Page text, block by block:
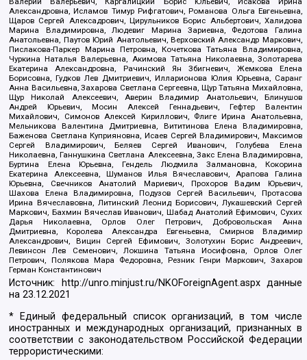
Александровна, Исламов Тимур Рифгатович, Романова Ольга Евгеньевна,
Щаров Сергей Алексадрович, Цирульников Борис Альбертович, Халидова
Марина Владимировна, Людевиг Марина Зариевна, Федотова Галина
Анатольевна, Паутов Юрий Анатольевич, Верховский Александр Маркович,
Пислакова-Паркер Марина Петровна, Кочеткова Татьяна Владимировна,
Чуркина Наталья Валерьевна, Акимова Татьяна Николаевна, Золотарева
Екатерина Александровна, Рачинский Ян Збигневич, Жемкова Елена
Борисовна, Гудков Лев Дмитриевич, Илларионова Юлия Юрьевна, Саранг
Анна Васильевна, Захарова Светлана Сергеевна, Щур Татьяна Михайловна,
Щур Николай Алексеевич, Аверин Владимир Анатольевич, Блинушов
Андрей Юрьевич, Мосин Алексей Геннадьевич, Гефтер Валентин
Михайлович, Симонов Алексей Кириллович, Флиге Ирина Анатольевна,
Мельникова Валентина Дмитриевна, Вититинова Елена Владимировна,
Баженова Светлана Куприяновна, Исаев Сергей Владимирович, Максимов
Сергей Владимирович, Беляев Сергей Иванович, Голубева Елена
Николаевна, Ганнушкина Светлана Алексеевна, Закс Елена Владимировна,
Буртина Елена Юрьевна, Гендель Людмила Залмановна, Кокорина
Екатерина Алексеевна, Шуманов Илья Вячеславович, Арапова Галина
Юрьевна, Свечников Анатолий Мариевич, Прохоров Вадим Юрьевич,
Шахова Елена Владимировна, Подузов Сергей Васильевич, Протасова
Ирина Вячеславовна, Литинский Леонид Борисович, Лукашевский Сергей
Маркович, Бахмин Вячеслав Иванович, Шабад Анатолий Ефимович, Сухих
Дарья Николаевна, Орлов Олег Петрович, Добровольская Анна
Дмитриевна, Королева Александра Евгеньевна, Смирнов Владимир
Александрович, Вицин Сергей Ефимович, Золотухин Борис Андреевич,
Левинсон Лев Семенович, Локшина Татьяна Иосифовна, Орлов Олег
Петрович, Полякова Мара Федоровна, Резник Генри Маркович, Захаров
Герман Константинович
Источник: http://unro.minjust.ru/NKOForeignAgent.aspxданные
на23.12.2021
* Единый федеральный список организаций, в том числе
иностранных и международных организаций, признанных в
соответствии с законодательством Российской Федерации
террористическими: